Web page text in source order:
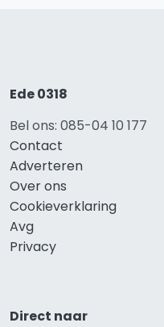
Ede 0318
Bel ons: 085-04 10 177
Contact
Adverteren
Over ons
Cookieverklaring
Avg
Privacy
Direct naar